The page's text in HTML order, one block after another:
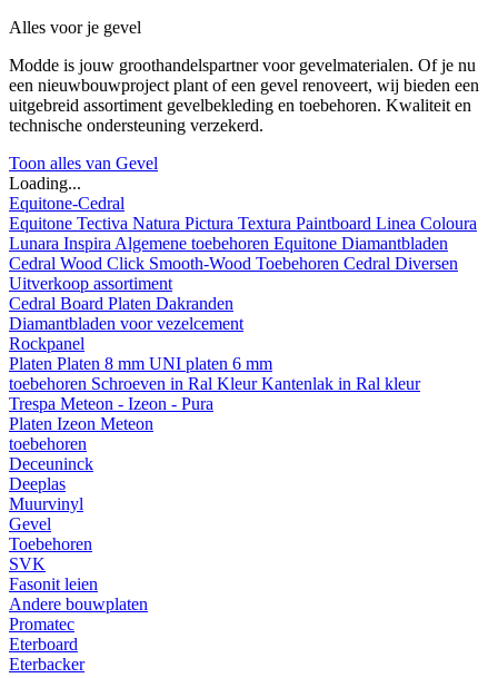
Alles voor je gevel
Modde is jouw groothandelspartner voor gevelmaterialen. Of je nu
een nieuwbouwproject plant of een gevel renoveert, wij bieden een
uitgebreid assortiment gevelbekleding en toebehoren. Kwaliteit en
technische ondersteuning verzekerd.
Toon alles van Gevel
Loading...
Equitone-Cedral
Equitone Tectiva Natura Pictura Textura Paintboard Linea Coloura
Lunara Inspira Algemene toebehoren Equitone Diamantbladen
Cedral Wood Click Smooth-Wood Toebehoren Cedral Diversen
Uitverkoop assortiment
Cedral Board Platen Dakranden
Diamantbladen voor vezelcement
Rockpanel
Platen Platen 8 mm UNI platen 6 mm
toebehoren Schroeven in Ral KleurKantenlak in Ral kleur
Trespa Meteon - Izeon - Pura
Platen Izeon Meteon
toebehoren
Deceuninck
Deeplas
Muurvinyl
Gevel
Toebehoren
SVK
Fasonit leien
Andere bouwplaten
Promatec
Eterboard
Eterbacker